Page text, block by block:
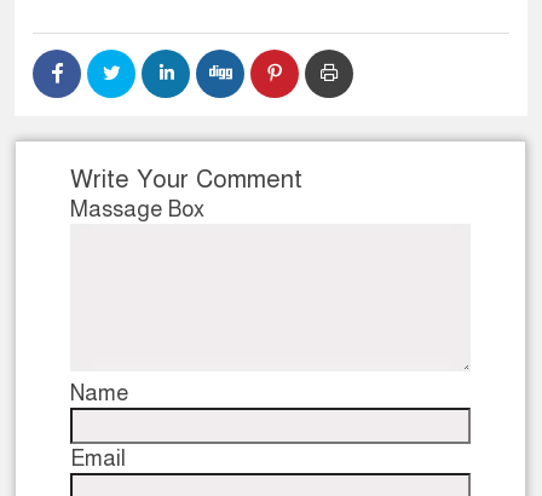
Write Your Comment
Massage Box
Name
Email